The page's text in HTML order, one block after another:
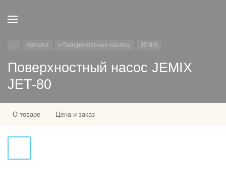
Каталог • Поверхностные насосы JEMIX
Поверхностный насос JEMIX
JET-80
О товаре Цена и заказ